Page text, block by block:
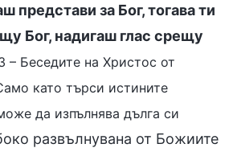
представи за Бог, тогава ти
Бог, надигаш глас срещу
– Беседите на Христос от
като търси истините
да изпълнява дълга си
развълнувана от Божиите